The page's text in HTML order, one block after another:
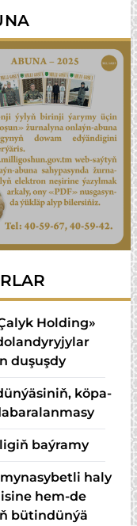
Holding»
duşuşdy
kö­pa­
baýramy
haly
hem-de
bütindünýä